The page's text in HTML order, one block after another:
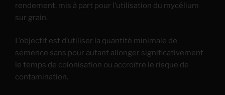
rendement, mis à part pour l’utilisation du mycélium
sur grain.
L’objectif est d’utiliser la quantité minimale de
semence sans pour autant allonger significativement
le temps de colonisation ou accroître le risque de
contamination.